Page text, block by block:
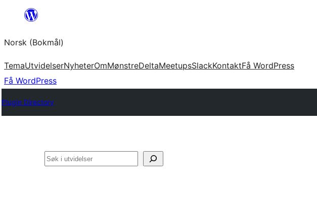
Hopp
innhold
Norsk (Bokmål)
TemaUtvidelserNyheterOmMønstreDeltaMeetupsSlackKontaktFå WordPress
Få WordPress
Plugin Directory
Søk